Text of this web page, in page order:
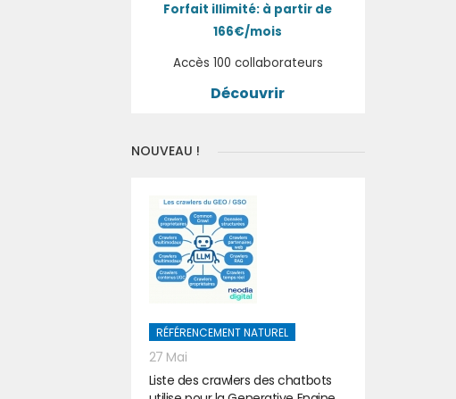
Forfait illimité: à partir de
166€/mois
Accès 100 collaborateurs
Découvrir
NOUVEAU !
RÉFÉRENCEMENT NATUREL
27 Mai
Liste des crawlers des chatbots